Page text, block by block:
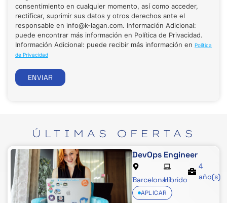
consentimiento en cualquier momento, así como acceder,
rectificar, suprimir sus datos y otros derechos ante el
responsable en info@k-lagan.com. Información Adicional:
puede encontrar más información en Política de Privacidad.
Información Adicional: puede recibir más información en Política
de Privacidad
ENVIAR
ÚLTIMAS OFERTAS
DevOps Engineer
BarcelonaHíbrido
4
año(s)
APLICAR